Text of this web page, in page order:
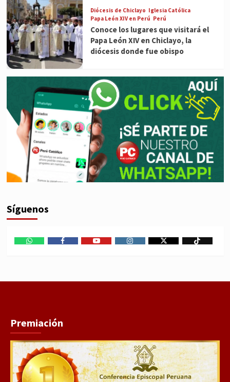
Diócesis de Chiclayo Iglesia Católica
Papa León XIV en Perú Perú
Conoce los lugares que visitará el
Papa León XIV en Chiclayo, la
diócesis donde fue obispo
Síguenos
Premiación